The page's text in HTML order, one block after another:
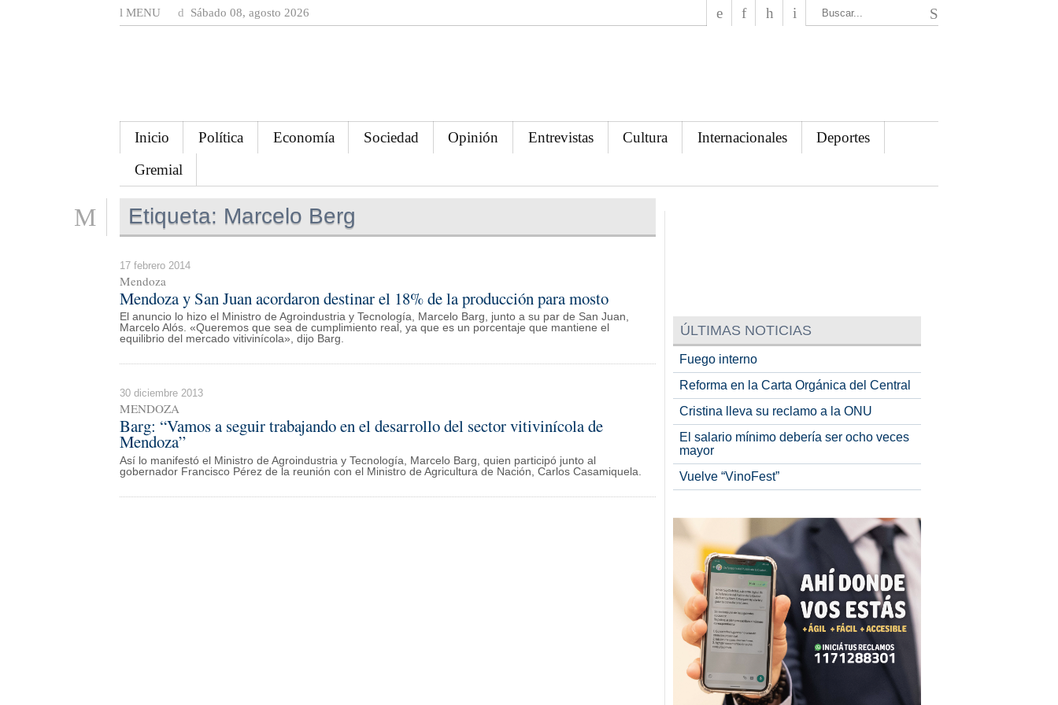
MENU Sábado 08, agosto 2026
Inicio Política Economía Sociedad Opinión Entrevistas Cultura Internacionales
Deportes
Gremial
Etiqueta: Marcelo Berg
17 febrero 2014
Mendoza
Mendoza y San Juan acordaron destinar el 18% de la producción para mosto
El anuncio lo hizo el Ministro de Agroindustria y Tecnología, Marcelo Barg, junto a su par de San Juan,
Marcelo Alós. «Queremos que sea de cumplimiento real, ya que es un porcentaje que mantiene el
equilibrio del mercado vitivinícola», dijo Barg.
30 diciembre 2013
MENDOZA
Barg: “Vamos a seguir trabajando en el desarrollo del sector vitivinícola de
Mendoza”
Así lo manifestó el Ministro de Agroindustria y Tecnología, Marcelo Barg, quien participó junto al
gobernador Francisco Pérez de la reunión con el Ministro de Agricultura de Nación, Carlos Casamiquela.
ÚLTIMAS NOTICIAS
Fuego interno
Reforma en la Carta Orgánica del Central
Cristina lleva su reclamo a la ONU
El salario mínimo debería ser ocho veces
mayor
Vuelve “VinoFest”